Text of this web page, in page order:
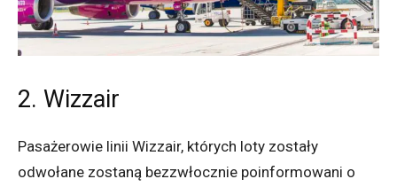
2. Wizzair
Pasażerowie linii Wizzair, których loty zostały
odwołane zostaną bezzwłocznie poinformowani o